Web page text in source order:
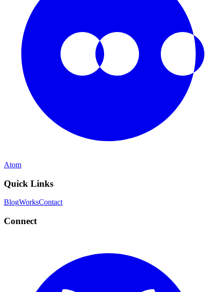
Atom
Quick Links
BlogWorksContact
Connect